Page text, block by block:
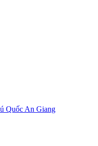
Quốc An Giang